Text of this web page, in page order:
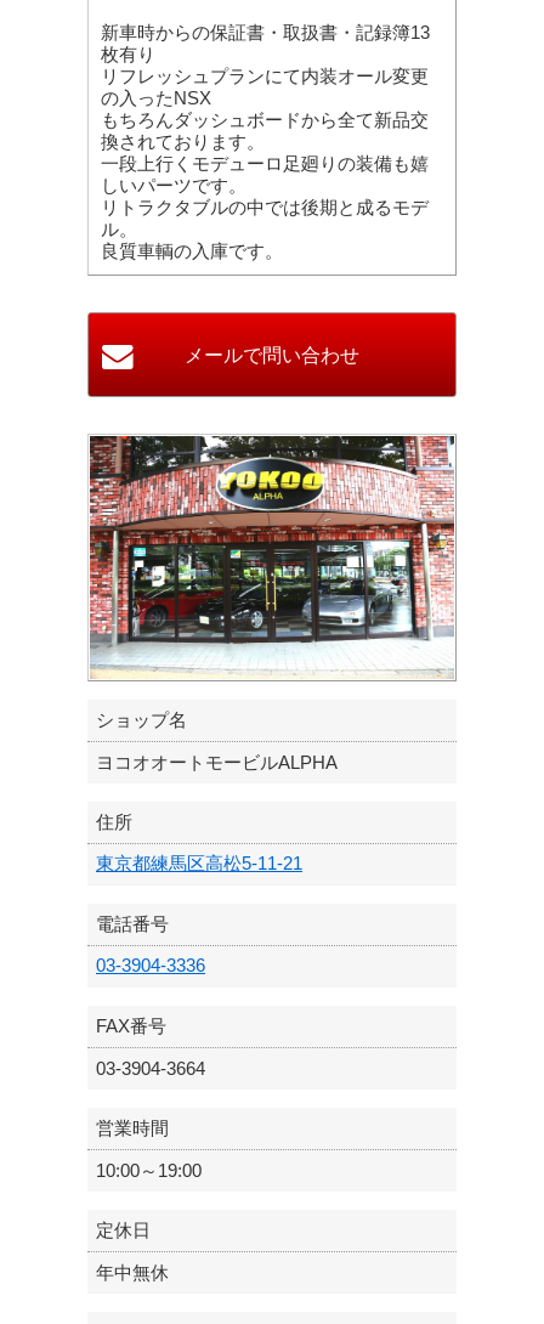
新車時からの保証書・取扱書・記録簿13
枚有り
リフレッシュプランにて内装オール変更
の入ったNSX
もちろんダッシュボードから全て新品交
換されております。
一段上行くモデューロ足廻りの装備も嬉
しいパーツです。
リトラクタブルの中では後期と成るモデ
ル。
良質車輌の入庫です。
ショップ名
ヨコオオートモービルALPHA
住所
東京都練馬区高松5-11-21
電話番号
03-3904-3336
FAX番号
03-3904-3664
営業時間
10:00～19:00
定休日
年中無休